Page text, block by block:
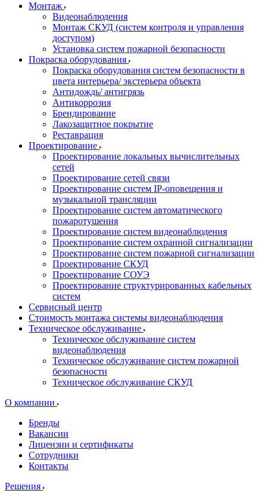
Монтаж
Видеонаблюдения
Монтаж СКУД (систем контроля и управления
доступом)
Установка систем пожарной безопасности
Покраска оборудования
Покраска оборудования систем безопасности в
цвета интерьера/ экстерьера объекта
Антидождь/ антигрязь
Антикоррозия
Брендирование
Лакозащитное покрытие
Реставрация
Проектирование
Проектирование локальных вычислительных
сетей
Проектирование сетей связи
Проектирование систем IP-оповещения и
музыкальной трансляции
Проектирование систем автоматического
пожаротушения
Проектирование систем видеонаблюдения
Проектирование систем охранной сигнализации
Проектирование систем пожарной сигнализации
Проектирование СКУД
Проектирование СОУЭ
Проектирование структурированных кабельных
систем
Сервисный центр
Стоимость монтажа системы видеонаблюдения
Техническое обслуживание
Техническое обслуживание систем
видеонаблюдения
Техническое обслуживание систем пожарной
безопасности
Техническое обслуживание СКУД
О компании
Бренды
Вакансии
Лицензии и сертификаты
Сотрудники
Контакты
Решения